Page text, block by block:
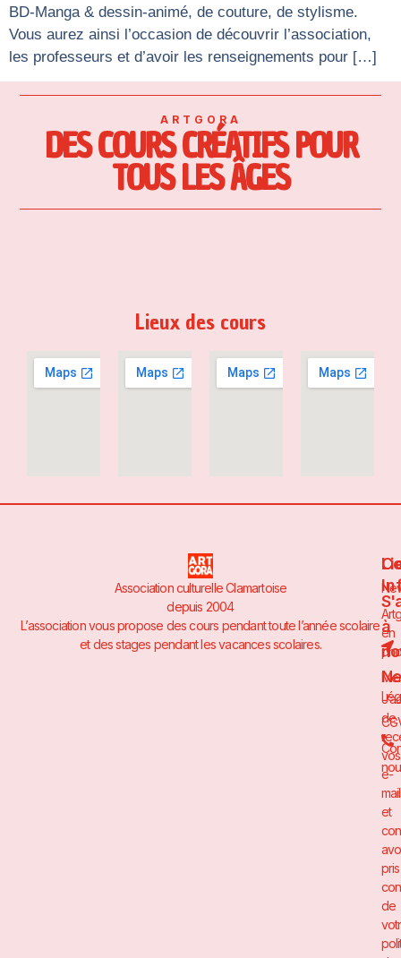
BD-Manga & dessin-animé, de couture, de stylisme.
Vous aurez ainsi l’occasion de découvrir l’association,
les professeurs et d’avoir les renseignements pour […]
ARTGORA
DES COURS CRÉATIFS POUR
TOUS LES ÂGES
Lieux des cours
Association culturelle Clamartoise
depuis 2004
L’association vous propose des cours pendant toute l’année scolaire
et des stages pendant les vacances scolaires.
en
à
de
vos
e-
et
pris
de